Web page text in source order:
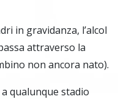
in gravidanza, l’alcol
attraverso la
non ancora nato).
qualunque stadio